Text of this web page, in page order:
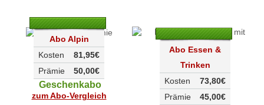
Abo Alpin
81,95€
Kosten
50,00€
Prämie
Geschenkabo
zum Abo-Vergleich
Abo Essen &
Trinken
73,80€
Kosten
45,00€
Prämie